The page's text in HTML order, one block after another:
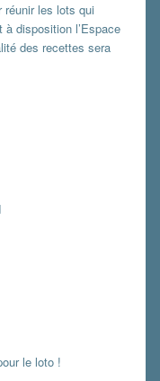
réunir les lots qui
disposition l’Espace
des recettes sera
le loto !